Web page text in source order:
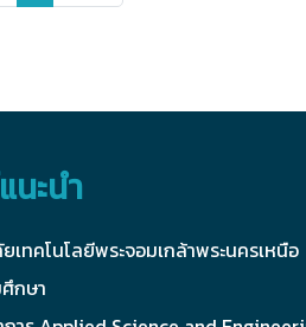
นะนำ
เทคโนโลยีพระจอมเกล้าพระนครเหนือ
กษา